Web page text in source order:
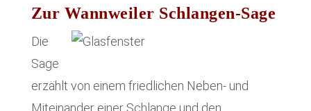
Zur Wannweiler Schlangen-Sage
Die
Sage
erzählt von einem friedlichen Neben- und
Miteinander einer Schlange und den